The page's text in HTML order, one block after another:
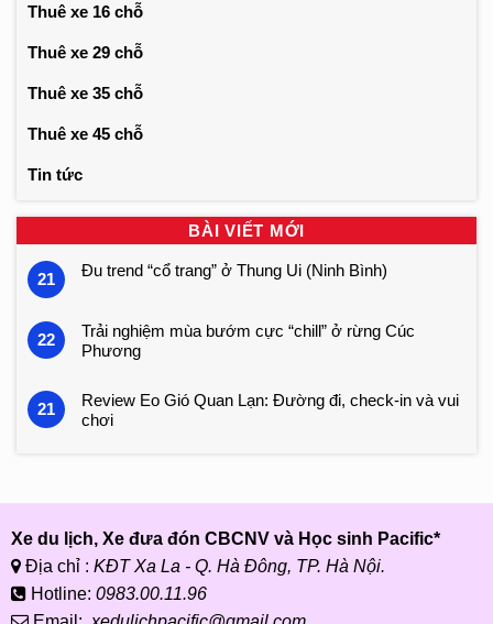
Thuê xe 16 chỗ
Thuê xe 29 chỗ
Thuê xe 35 chỗ
Thuê xe 45 chỗ
Tin tức
BÀI VIẾT MỚI
21 Đu trend “cổ trang” ở Thung Ui (Ninh Bình)
22
Trải nghiệm mùa bướm cực “chill” ở rừng Cúc
Phương
21
Review Eo Gió Quan Lạn: Đường đi, check-in và vui
chơi
Xe du lịch, Xe đưa đón CBCNV và Học sinh Pacific*
Địa chỉ : KĐT Xa La - Q. Hà Đông, TP. Hà Nội.
Hotline: 0983.00.11.96